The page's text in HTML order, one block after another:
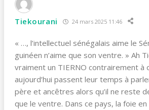
Tiekourani 24 mars 2025 11:46
« …, l’intellectuel sénégalais aime le
guinéen n’aime que son ventre. » Ah
vraiment un TIERNO contrairement à
aujourd’hui passent leur temps à
père et ancêtres alors qu’il ne reste
que le ventre. Dans ce pays, la foie en